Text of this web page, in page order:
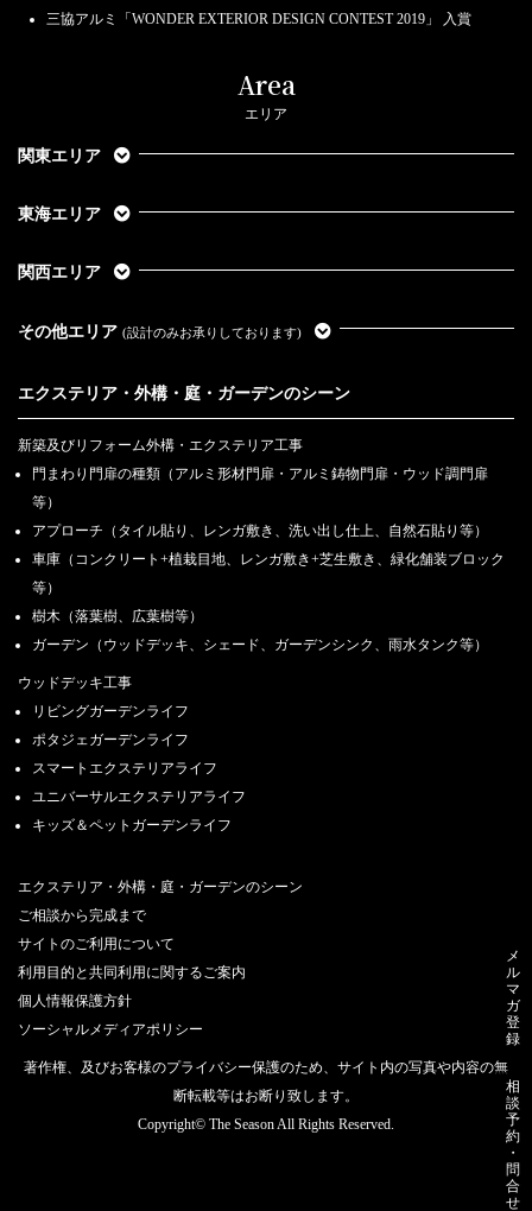
三協アルミ「WONDER EXTERIOR DESIGN CONTEST 2019」 入賞
Area
エリア
関東エリア
東海エリア
関西エリア
その他エリア (設計のみお承りしております)
エクステリア・外構・庭・ガーデンのシーン
新築及びリフォーム外構・エクステリア工事
門まわり門扉の種類（アルミ形材門扉・アルミ鋳物門扉・ウッド調門扉
等）
アプローチ（タイル貼り、レンガ敷き、洗い出し仕上、自然石貼り等）
車庫（コンクリート+植栽目地、レンガ敷き+芝生敷き、緑化舗装ブロック
等）
樹木（落葉樹、広葉樹等）
ガーデン（ウッドデッキ、シェード、ガーデンシンク、雨水タンク等）
ウッドデッキ工事
リビングガーデンライフ
ポタジェガーデンライフ
スマートエクステリアライフ
ユニバーサルエクステリアライフ
キッズ＆ペットガーデンライフ
エクステリア・外構・庭・ガーデンのシーン
ご相談から完成まで
サイトのご利用について
利用目的と共同利用に関するご案内
個人情報保護方針
ソーシャルメディアポリシー
著作権、及びお客様のプライバシー保護のため、サイト内の写真や内容の無
断転載等はお断り致します。
Copyright© The Season All Rights Reserved.
メ
ル
マ
ガ
登
録
相
談
予
約
・
問
合
せ